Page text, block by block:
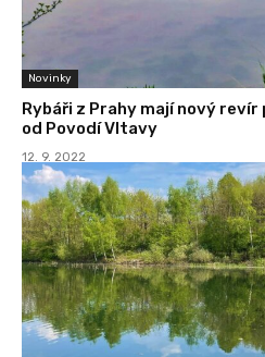
Novinky
Rybáři z Prahy mají nový revír
od Povodí Vltavy
12. 9. 2022